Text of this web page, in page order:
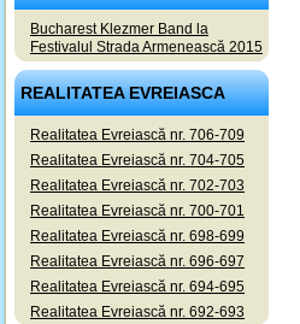
Bucharest Klezmer Band la
Festivalul Strada Armenească 2015
REALITATEA EVREIASCA
Realitatea Evreiască nr. 706-709
Realitatea Evreiască nr. 704-705
Realitatea Evreiască nr. 702-703
Realitatea Evreiască nr. 700-701
Realitatea Evreiască nr. 698-699
Realitatea Evreiască nr. 696-697
Realitatea Evreiască nr. 694-695
Realitatea Evreiască nr. 692-693